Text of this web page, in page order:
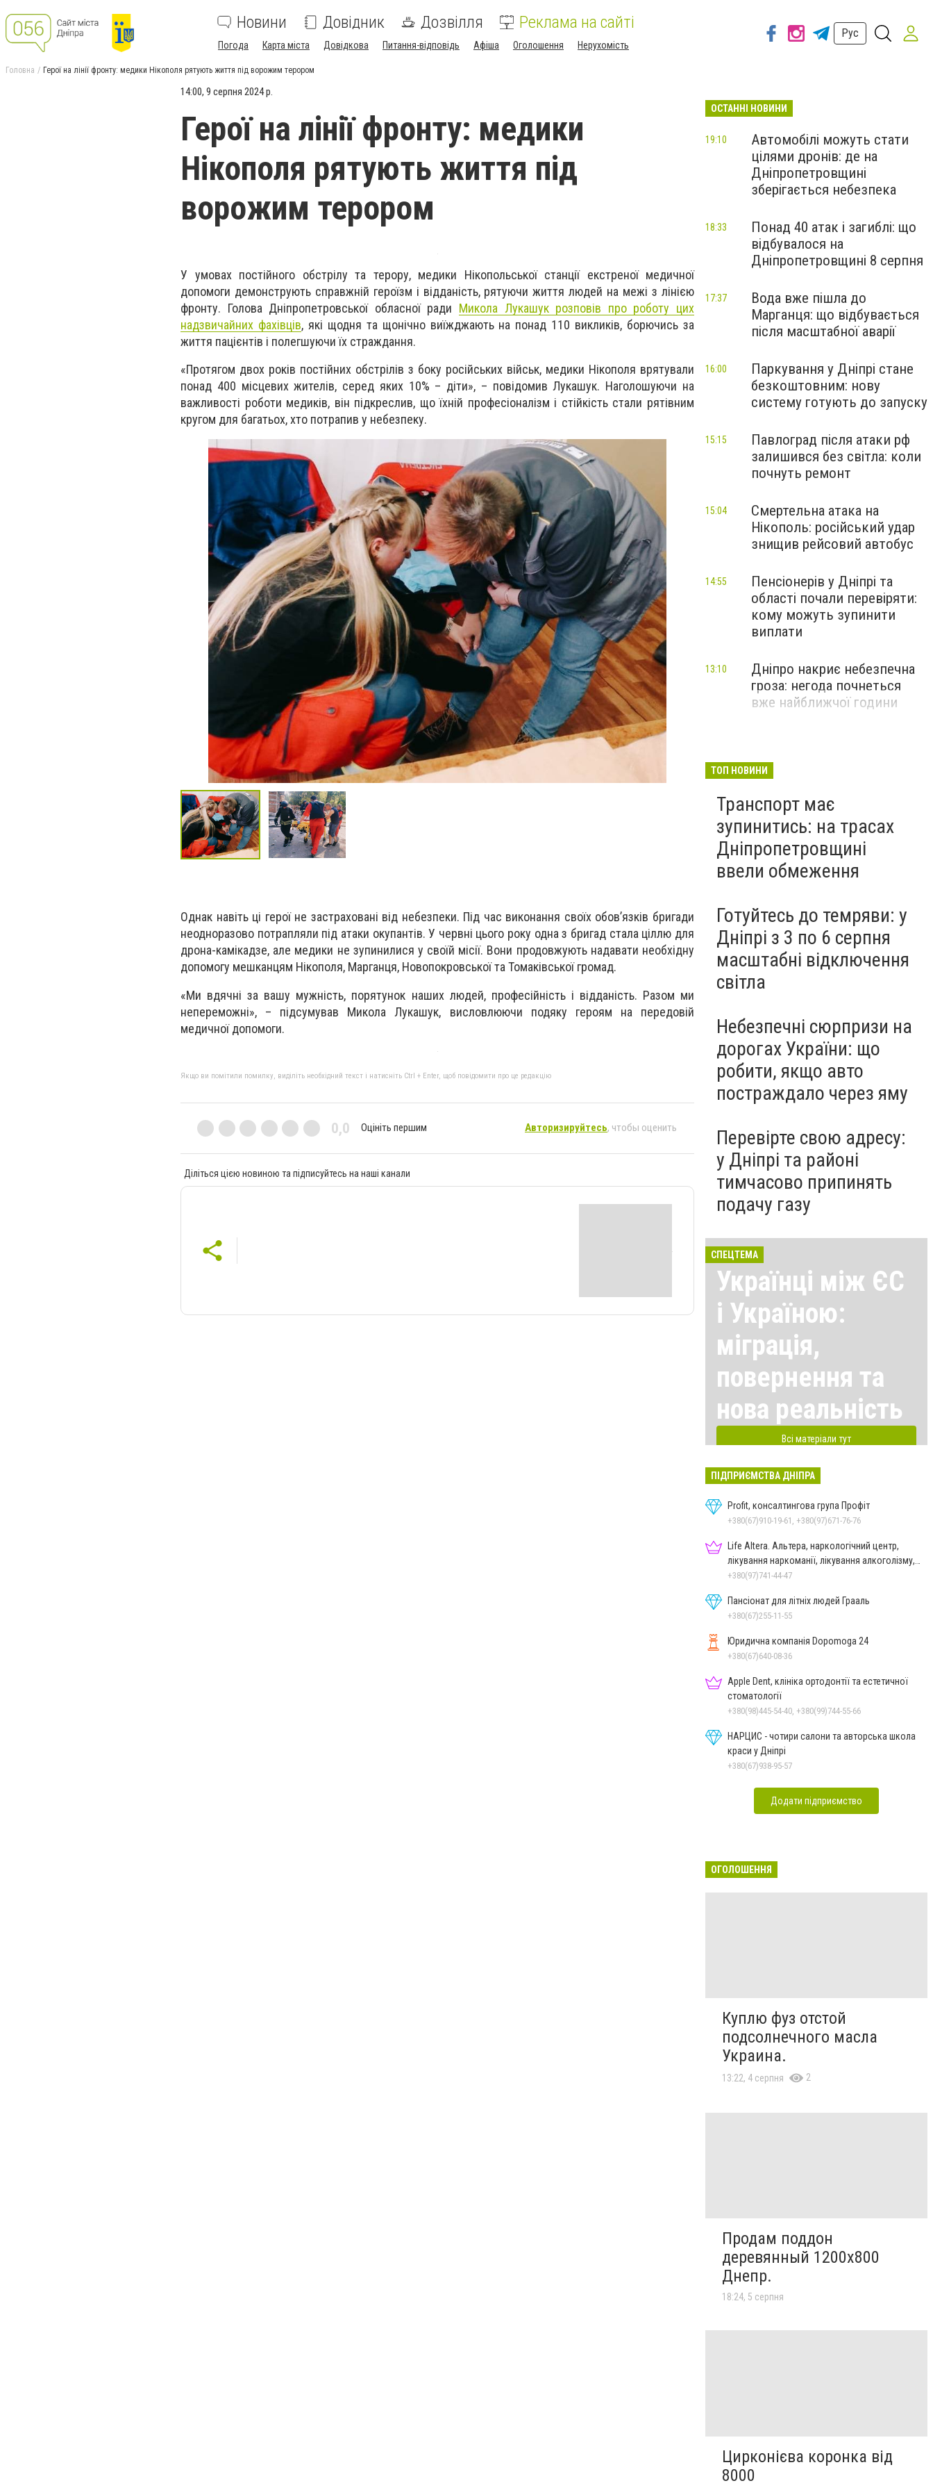
Новини Довідник Дозвілля Реклама на сайті
Погода Карта міста Довідкова Питання-відповідь Афіша Оголошення Нерухомість
Рус
Головна Герої на лінії фронту: медики Нікополя рятують життя під ворожим терором
14:00, 9 серпня 2024 р.
Герої на лінії фронту: медики
Нікополя рятують життя під
ворожим терором
У умовах постійного обстрілу та терору, медики Нікопольської станції екстреної медичної
допомоги демонструють справжній героїзм і відданість, рятуючи життя людей на межі з лінією
фронту. Голова Дніпропетровської обласної ради Микола Лукашук розповів про роботу цих
надзвичайних фахівців, які щодня та щонічно виїжджають на понад 110 викликів, борючись за
життя пацієнтів і полегшуючи їх страждання.
«Протягом двох років постійних обстрілів з боку російських військ, медики Нікополя врятували
понад 400 місцевих жителів, серед яких 10% – діти», – повідомив Лукашук. Наголошуючи на
важливості роботи медиків, він підкреслив, що їхній професіоналізм і стійкість стали рятівним
кругом для багатьох, хто потрапив у небезпеку.
Однак навіть ці герої не застраховані від небезпеки. Під час виконання своїх обов’язків бригади
неодноразово потрапляли під атаки окупантів. У червні цього року одна з бригад стала ціллю для
дрона-камікадзе, але медики не зупинилися у своїй місії. Вони продовжують надавати необхідну
допомогу мешканцям Нікополя, Марганця, Новопокровської та Томаківської громад.
«Ми вдячні за вашу мужність, порятунок наших людей, професійність і відданість. Разом ми
непереможні», – підсумував Микола Лукашук, висловлюючи подяку героям на передовій
медичної допомоги.
Якщо ви помітили помилку, виділіть необхідний текст і натисніть Ctrl + Enter, щоб повідомити про це редакцію
0,0 Оцініть першим Авторизируйтесь, чтобы оценить
Діліться цією новиною та підписуйтесь на наші канали
ОСТАННІ НОВИНИ
Автомобілі можуть стати
цілями дронів: де на
Дніпропетровщині
зберігається небезпека
19:10
Понад 40 атак і загиблі: що
відбувалося на
Дніпропетровщині 8 серпня
18:33
Вода вже пішла до
Марганця: що відбувається
після масштабної аварії
17:37
Паркування у Дніпрі стане
безкоштовним: нову
систему готують до запуску
16:00
Павлоград після атаки рф
залишився без світла: коли
почнуть ремонт
15:15
Смертельна атака на
Нікополь: російський удар
знищив рейсовий автобус
15:04
Пенсіонерів у Дніпрі та
області почали перевіряти:
кому можуть зупинити
виплати
14:55
Дніпро накриє небезпечна
гроза: негода почнеться
вже найближчої години
13:10
ТОП НОВИНИ
Транспорт має
зупинитись: на трасах
Дніпропетровщині
ввели обмеження
Готуйтесь до темряви: у
Дніпрі з 3 по 6 серпня
масштабні відключення
світла
Небезпечні сюрпризи на
дорогах України: що
робити, якщо авто
постраждало через яму
Перевірте свою адресу:
у Дніпрі та районі
тимчасово припинять
подачу газу
СПЕЦТЕМА
Українці між ЄС
і Україною:
міграція,
повернення та
нова реальність
Всі матеріали тут
ПІДПРИЄМСТВА ДНІПРА
Profit, консалтингова група Профіт
+380(67)910-19-61, +380(97)671-76-76
Life Altera. Альтера, наркологічний центр,
лікування наркоманії, лікування алкоголізму,
зняття ломки
+380(97)741-44-47
Пансіонат для літніх людей Грааль
+380(67)255-11-55
Юридична компанія Dopomoga 24
+380(67)640-08-36
Apple Dent, клініка ортодонтії та естетичної
стоматології
+380(98)445-54-40, +380(99)744-55-66
НАРЦИС - чотири салони та авторська школа
краси у Дніпрі
+380(67)938-95-57
Додати підприємство
ОГОЛОШЕННЯ
Куплю фуз отстой
подсолнечного масла
Украина.
13:22, 4 серпня 2
Продам поддон
деревянный 1200х800
Днепр.
18:24, 5 серпня
Цирконієва коронка від
8000